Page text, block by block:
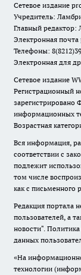
Сетевое издание
Учредитель:
Главный редактор:
Электронная почта
Телефоны:
Электронная для
Сетевое издание
Регистрационный
зарегистрировано
информационных
Возрастная
Вся информация,
соответствии с
подлежит
том числе
как с письменного
Редакция портала
пользователей, а
новости". Политика
данных
«На
технологии